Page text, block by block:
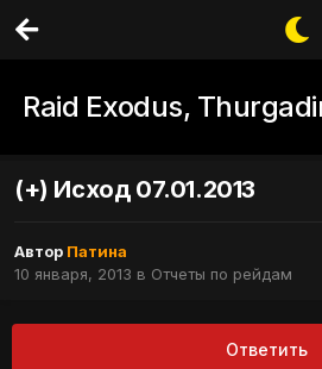
Raid Exodus,
(+) Исход 07.01.2013
Автор Патина
10 января, 2013 в Отчеты по рейдам
Ответить